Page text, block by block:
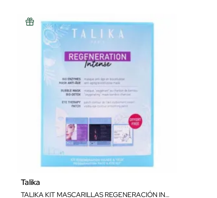
Talika
TALIKA KIT MASCARILLAS REGENERACIÓN INTENSA